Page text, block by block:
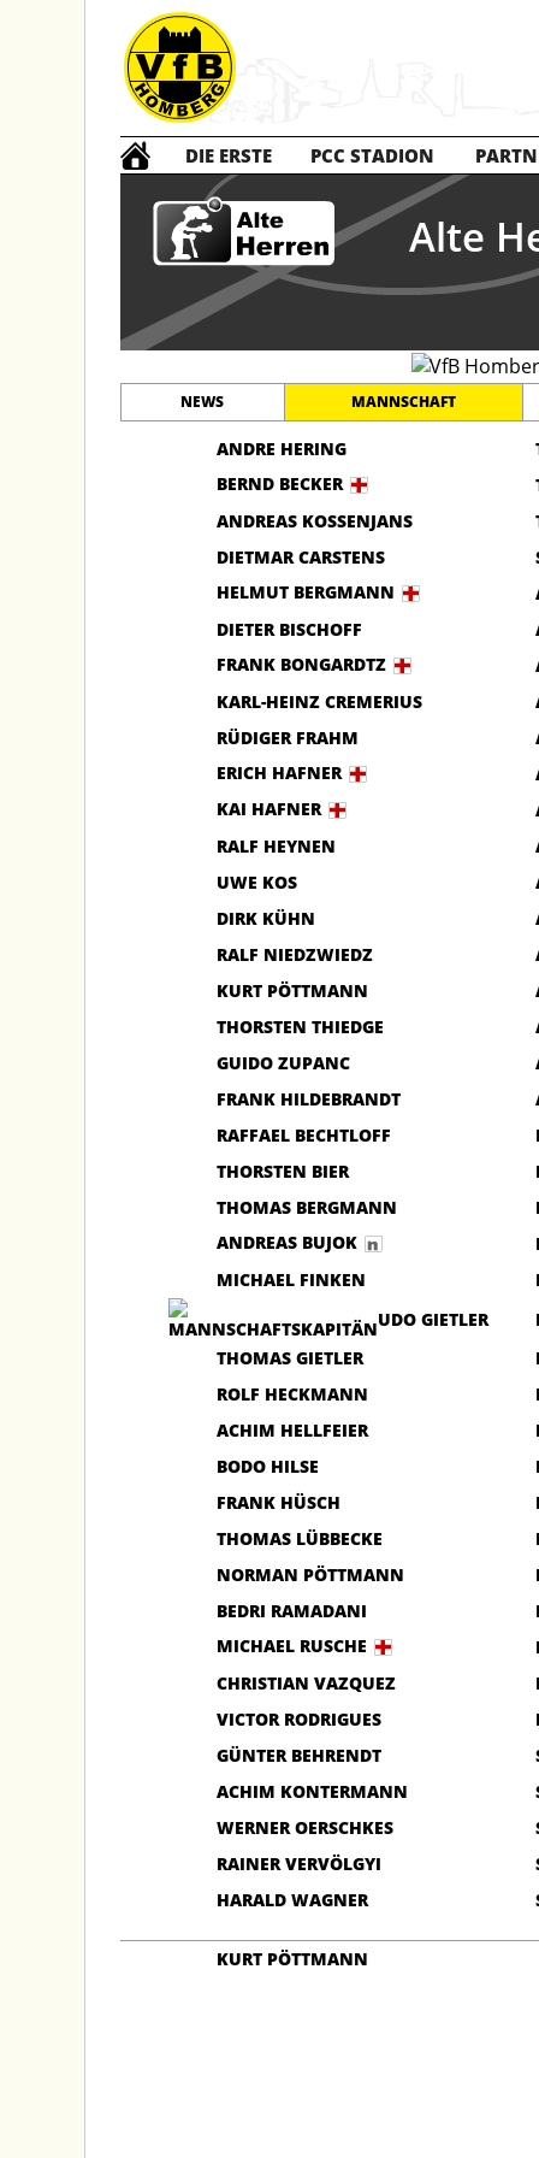
DIE ERSTE PCC STADION
Alte
NEWS MANNSCHAFT
ANDRE HERING
BERND BECKER
ANDREAS KOSSENJANS
DIETMAR CARSTENS
HELMUT BERGMANN
DIETER BISCHOFF
FRANK BONGARDTZ
KARL-HEINZ CREMERIUS
RÜDIGER FRAHM
ERICH HAFNER
KAI HAFNER
RALF HEYNEN
UWE KOS
DIRK KÜHN
RALF NIEDZWIEDZ
KURT PÖTTMANN
THORSTEN THIEDGE
GUIDO ZUPANC
FRANK HILDEBRANDT
RAFFAEL BECHTLOFF
THORSTEN BIER
THOMAS BERGMANN
ANDREAS BUJOK
MICHAEL FINKEN
UDO GIETLER
THOMAS GIETLER
ROLF HECKMANN
ACHIM HELLFEIER
BODO HILSE
FRANK HÜSCH
THOMAS LÜBBECKE
NORMAN PÖTTMANN
BEDRI RAMADANI
MICHAEL RUSCHE
CHRISTIAN VAZQUEZ
VICTOR RODRIGUES
GÜNTER BEHRENDT
ACHIM KONTERMANN
WERNER OERSCHKES
RAINER VERVÖLGYI
HARALD WAGNER
KURT PÖTTMANN